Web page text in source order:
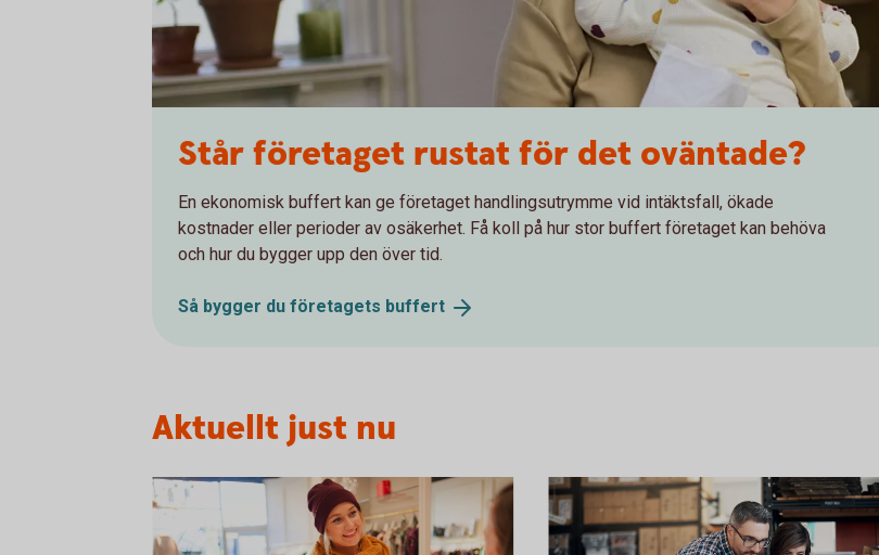
Står företaget rustat för det oväntade?
En ekonomisk buffert kan ge företaget handlingsutrymme vid intäktsfall, ökade
kostnader eller perioder av osäkerhet. Få koll på hur stor buffert företaget kan behöva
och hur du bygger upp den över tid.
Så bygger du företagets buffert
Aktuellt just nu